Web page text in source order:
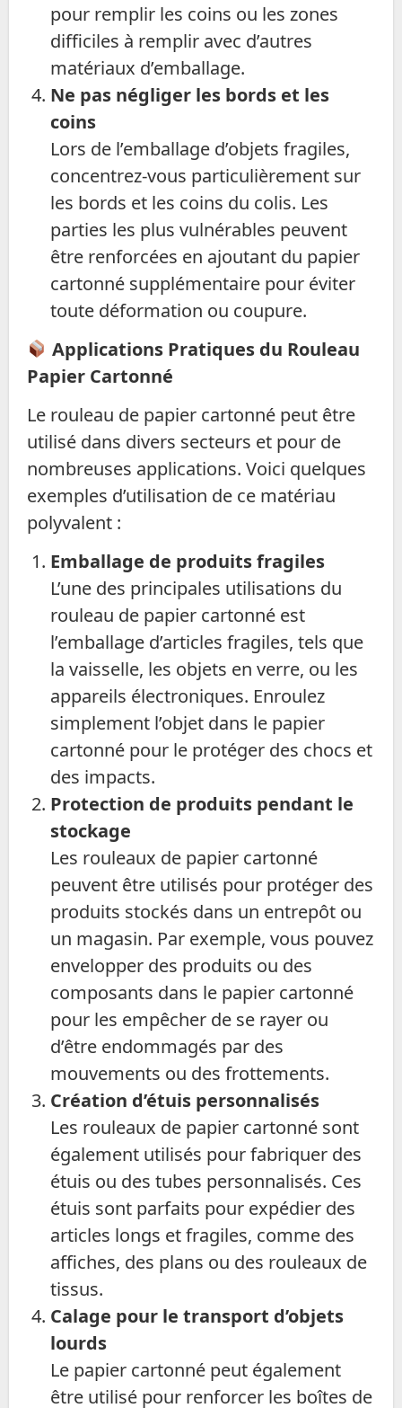
pour remplir les coins ou les zones
difficiles à remplir avec d’autres
matériaux d’emballage.
Ne pas négliger les bords et les
coins
Lors de l’emballage d’objets fragiles,
concentrez-vous particulièrement sur
les bords et les coins du colis. Les
parties les plus vulnérables peuvent
être renforcées en ajoutant du papier
cartonné supplémentaire pour éviter
toute déformation ou coupure.
Applications Pratiques du Rouleau
Papier Cartonné
Le rouleau de papier cartonné peut être
utilisé dans divers secteurs et pour de
nombreuses applications. Voici quelques
exemples d’utilisation de ce matériau
polyvalent :
Emballage de produits fragiles
L’une des principales utilisations du
rouleau de papier cartonné est
l’emballage d’articles fragiles, tels que
la vaisselle, les objets en verre, ou les
appareils électroniques. Enroulez
simplement l’objet dans le papier
cartonné pour le protéger des chocs et
des impacts.
Protection de produits pendant le
stockage
Les rouleaux de papier cartonné
peuvent être utilisés pour protéger des
produits stockés dans un entrepôt ou
un magasin. Par exemple, vous pouvez
envelopper des produits ou des
composants dans le papier cartonné
pour les empêcher de se rayer ou
d’être endommagés par des
mouvements ou des frottements.
Création d’étuis personnalisés
Les rouleaux de papier cartonné sont
également utilisés pour fabriquer des
étuis ou des tubes personnalisés. Ces
étuis sont parfaits pour expédier des
articles longs et fragiles, comme des
affiches, des plans ou des rouleaux de
tissus.
Calage pour le transport d’objets
lourds
Le papier cartonné peut également
être utilisé pour renforcer les boîtes de